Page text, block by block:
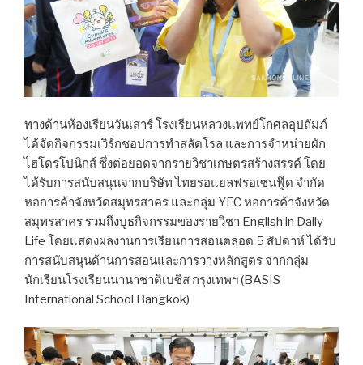
ทางด้านห้องเรียนวันเสาร์ โรงเรียนหลวงแพทย์โกศลอุปถัมภ์
ได้จัดกิจกรรมเวิร์กชอปการทำสลัดโรล และการจำหน่ายผัก
ไฮโดรโปนิกส์ ซึ่งต่อยอดจากรายวิชาเกษตรสร้างสรรค์ โดย
ได้รับการสนับสนุนจากบริษัท ไทยรอแยลฟรอเซนฟู๊ด จำกัด
หอการค้าจังหวัดสมุทรสาคร และกลุ่ม YEC หอการค้าจังหวัด
สมุทรสาคร รวมถึงบูธกิจกรรมของรายวิชา English in Daily
Life โดยแสดงผลงานการเรียนการสอนตลอด 5 สัปดาห์ ได้รับ
การสนับสนุนด้านการสอนและการวางหลักสูตร จากกลุ่ม
นักเรียนโรงเรียนนานาชาติเบซิส กรุงเทพฯ (BASIS
International School Bangkok)